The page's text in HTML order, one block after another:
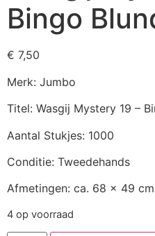
Bingo
€ 7,50
Merk: Jumbo
Titel: Wasgij Mystery 19 –
Aantal Stukjes: 1000
Conditie: Tweedehands
Afmetingen: ca. 68 x 49 cm
4 op voorraad